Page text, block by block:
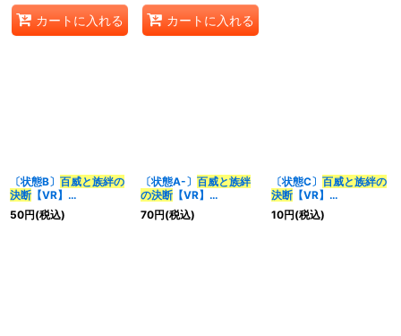
特集:
カートに入れる カートに入れる
〔状態B〕 百威と族絆の
決断 【VR】
{24RP17/75}《多》
50円(税込)
〔状態A-〕 百威と族絆
の決断【VR】
{24RP17/75}《多》
70円(税込)
〔状態C〕 百威と族絆の
決断【VR】
{24RP17/75}《多》
10円(税込)